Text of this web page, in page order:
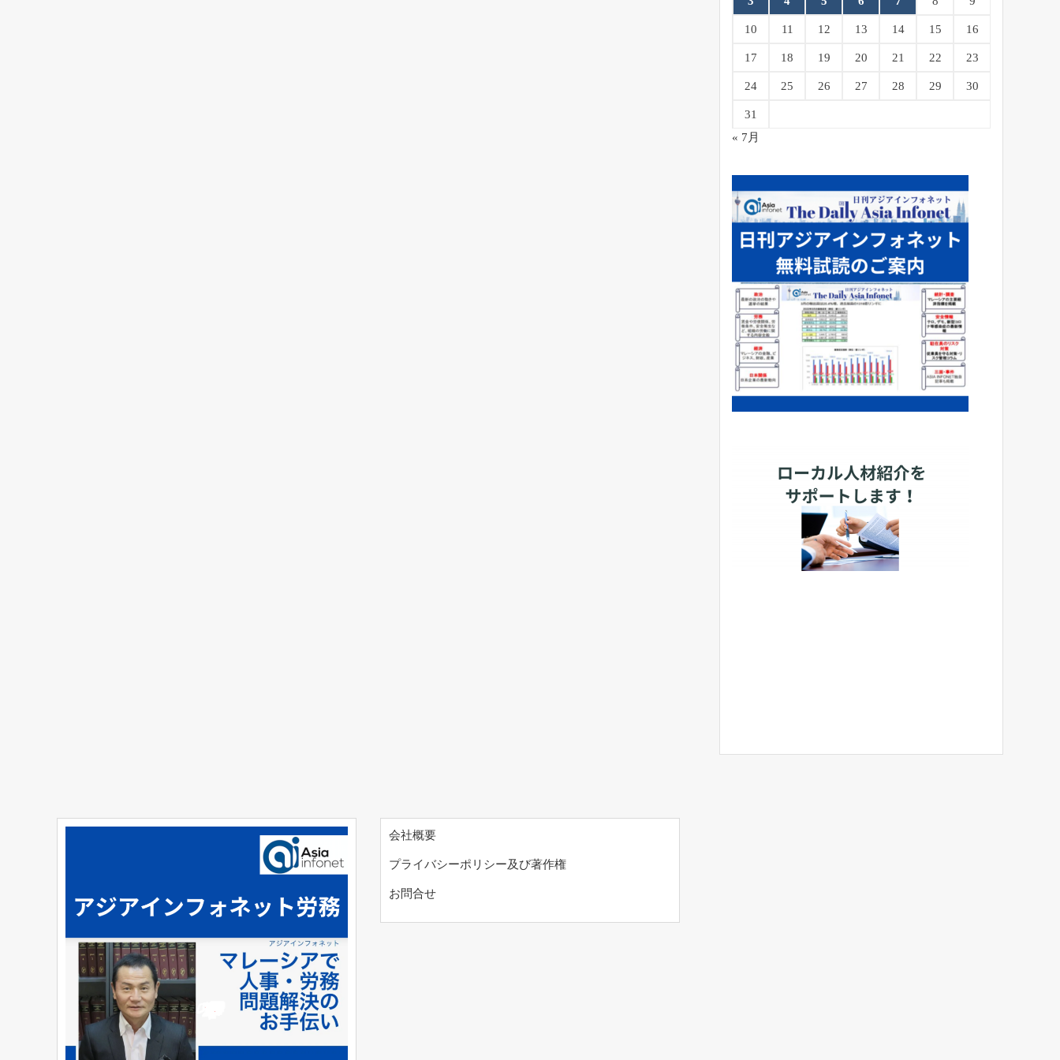
10 11 12 13 14 15 16
17 18 19 20 21 22 23
24 25 26 27 28 29 30
31
« 7月
会社概要
プライバシーポリシー及び著作権
お問合せ